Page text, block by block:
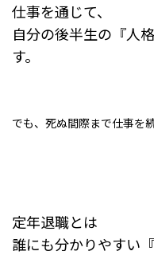
仕事を通じて、
自分の後半生の『人
す。
でも、死ぬ間際まで仕事を
定年退職とは
誰にも分かりやすい